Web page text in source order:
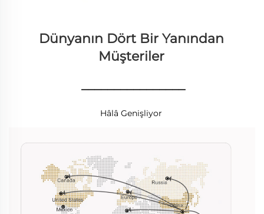
Dünyanın Dört Bir Yanından
Müşteriler
________________
Hâlâ Genişliyor